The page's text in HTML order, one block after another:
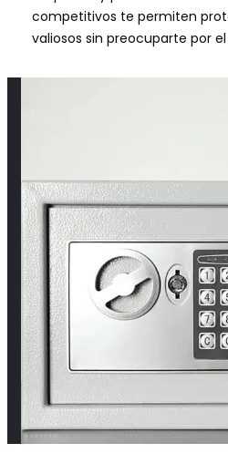
competitivos te permiten
valiosos sin preocuparte por